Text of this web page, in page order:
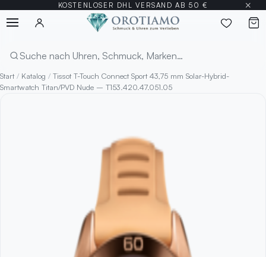
KOSTENLOSER DHL VERSAND AB 50 € ×
Suchen
Start / Katalog / Tissot T-Touch Connect Sport 43,75 mm Solar-Hybrid-
Smartwatch Titan/PVD Nude – T153.420.47.051.05